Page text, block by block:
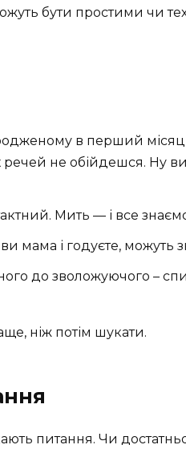
бути простими чи
в перший
не обійдешся. Ну ви
Мить — і все
мама і годуєте, можуть
до зволожуючого –
ніж потім шукати.
питання. Чи